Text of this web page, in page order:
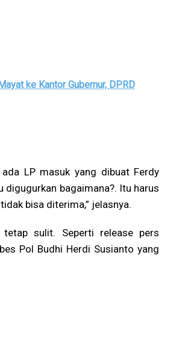
ke Kantor Gubernur, DPRD
LP masuk yang dibuat Ferdy
digugurkan bagaimana?. Itu harus
bisa diterima,” jelasnya.
tetap sulit. Seperti release pers
Pol Budhi Herdi Susianto yang